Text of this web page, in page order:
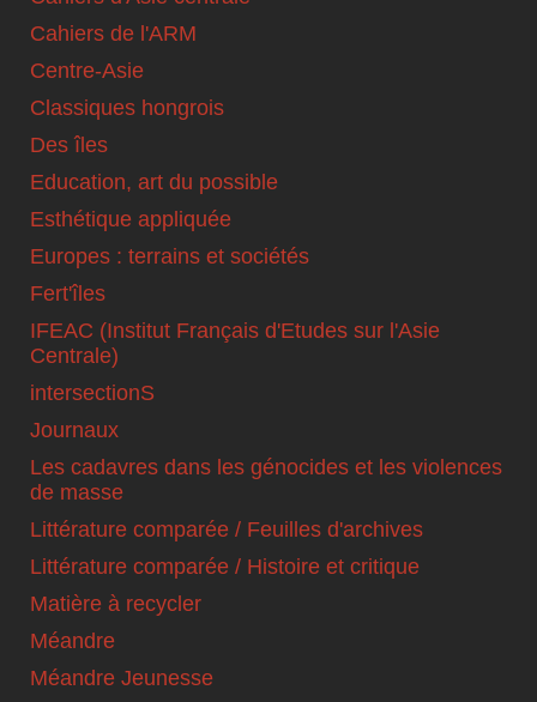
Cahiers de l'ARM
Centre-Asie
Classiques hongrois
Des îles
Education, art du possible
Esthétique appliquée
Europes : terrains et sociétés
Fert'îles
IFEAC (Institut Français d'Etudes sur l'Asie
Centrale)
intersectionS
Journaux
Les cadavres dans les génocides et les violences
de masse
Littérature comparée / Feuilles d'archives
Littérature comparée / Histoire et critique
Matière à recycler
Méandre
Méandre Jeunesse